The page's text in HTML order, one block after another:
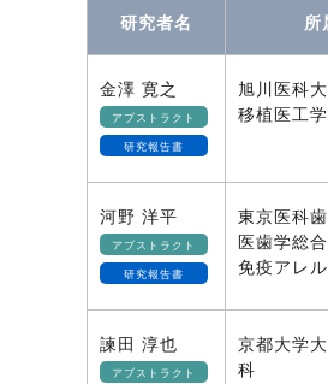
研究者名 所
金澤 寛之
アブストラクト
研究報告書
旭川医科
移植医工
河野 洋平
アブストラクト
研究報告書
東京医科
医歯学総
免疫アレ
諫田 淳也
アブストラクト
京都大学
科